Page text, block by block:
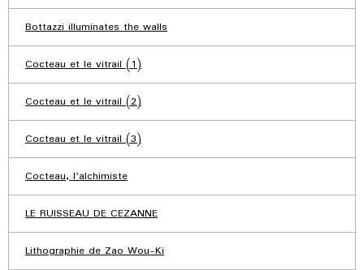
Bottazzi illuminates the walls
Cocteau et le vitrail (1)
Cocteau et le vitrail (2)
Cocteau et le vitrail (3)
Cocteau, l'alchimiste
LE RUISSEAU DE CEZANNE
Lithographie de Zao Wou-Ki